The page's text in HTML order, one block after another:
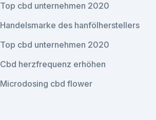
Top cbd unternehmen 2020
Handelsmarke des hanfölherstellers
Top cbd unternehmen 2020
Cbd herzfrequenz erhöhen
Microdosing cbd flower